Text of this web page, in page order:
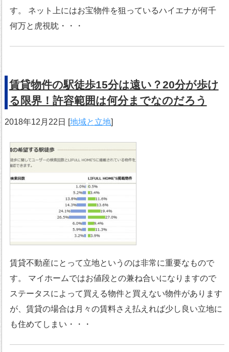
す。 ネット上にはお宝物件を狙っているハイエナが何千
何万と虎視眈・・・
賃貸物件の駅徒歩15分は遠い？20分が歩け
る限界！許容範囲は何分までなのだろう
2018年12月22日 [地域と立地]
賃貸不動産にとって立地というのは非常に重要なもので
す。 マイホームではお値段との兼ね合いになりますので
ステータスによって買える物件と買えない物件があります
が、賃貸の場合は月々の賃料さえ払えれば少し良い立地に
も住めてしまい・・・